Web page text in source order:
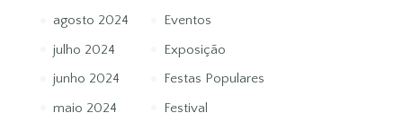
agosto 2024
julho 2024
junho 2024
maio 2024
Eventos
Exposição
Festas Populares
Festival